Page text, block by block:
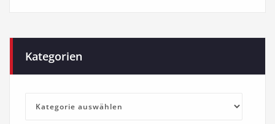
Kategorien
Kategorien